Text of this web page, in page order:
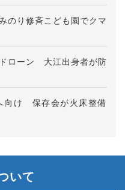
のり修斉こども園でクマ
ローン 大江出身者が防
向け 保存会が火床整備
いて